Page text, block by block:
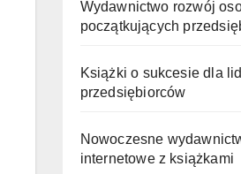
Wydawnictwo rozwój
początkujących
Książki o sukcesie dla
przedsiębiorców
Nowoczesne
internetowe z książkami